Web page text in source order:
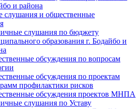
и района
слушания и общественные
слушания по бюджету
образования г. Бодайбо и
обсуждения по вопросам
обсуждения по проектам
профилактики рисков
обсуждения проектов МНПА
слушания по Уставу